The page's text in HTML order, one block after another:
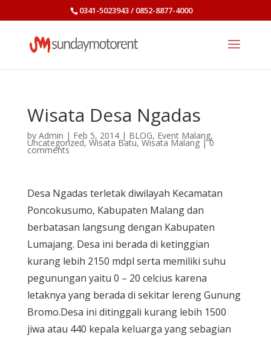
0341-5023943 / 0852-8877-4000
Wisata Desa Ngadas
by Admin | Feb 5, 2014| BLOG, Event Malang,
Uncategorized, Wisata Batu,Wisata Malang|0
comments
Desa Ngadas terletak diwilayah Kecamatan
Poncokusumo, Kabupaten Malang dan
berbatasan langsung dengan Kabupaten
Lumajang. Desa ini berada di ketinggian
kurang lebih 2150 mdpl serta memiliki suhu
pegunungan yaitu 0 – 20 celcius karena
letaknya yang berada di sekitar lereng Gunung
Bromo.Desa ini ditinggali kurang lebih 1500
jiwa atau 440 kepala keluarga yang sebagian